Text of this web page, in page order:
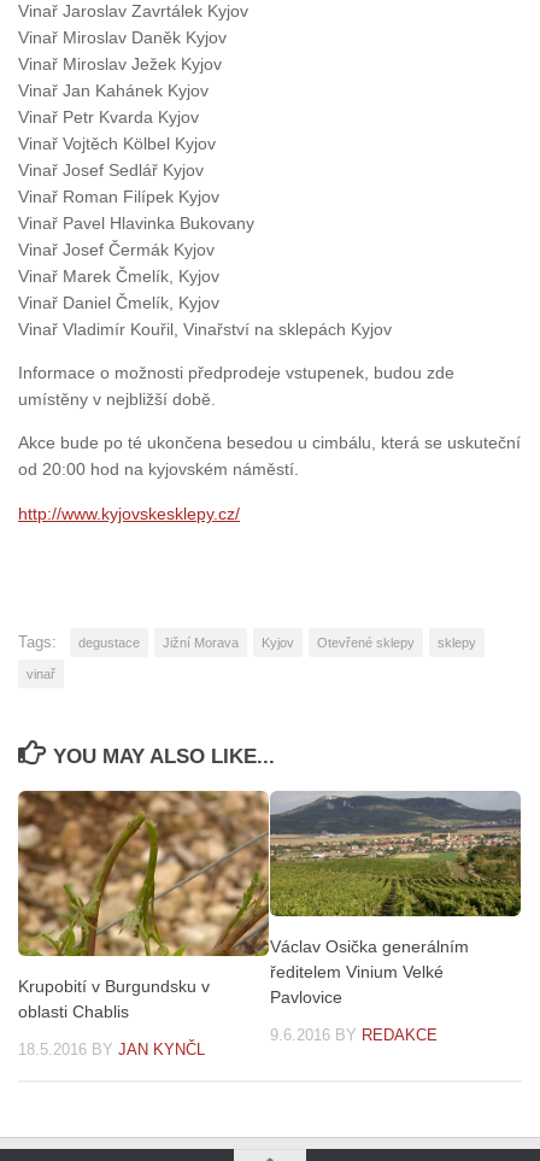
Vinař Jaroslav Zavrtálek Kyjov
Vinař Miroslav Daněk Kyjov
Vinař Miroslav Ježek Kyjov
Vinař Jan Kahánek Kyjov
Vinař Petr Kvarda Kyjov
Vinař Vojtěch Kölbel Kyjov
Vinař Josef Sedlář Kyjov
Vinař Roman Filípek Kyjov
Vinař Pavel Hlavinka Bukovany
Vinař Josef Čermák Kyjov
Vinař Marek Čmelík, Kyjov
Vinař Daniel Čmelík, Kyjov
Vinař Vladimír Kouřil, Vinařství na sklepách Kyjov
Informace o možnosti předprodeje vstupenek, budou zde
umístěny v nejbližší době.
Akce bude po té ukončena besedou u cimbálu, která se uskuteční
od 20:00 hod na kyjovském náměstí.
http://www.kyjovskesklepy.cz/
Tags: degustace Jižní Morava Kyjov Otevřené sklepy sklepy
vinař
YOU MAY ALSO LIKE...
Krupobití v Burgundsku v
oblasti Chablis
18.5.2016 BY JAN KYNČL
Václav Osička generálním
ředitelem Vinium Velké
Pavlovice
9.6.2016 BY REDAKCE